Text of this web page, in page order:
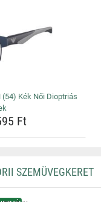
(54) Kék Női Dioptriás
Ft
SZEMÜVEGKERET